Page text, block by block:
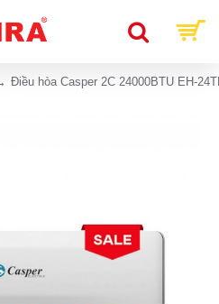
Điều hòa Casper 2C 24000BTU EH-